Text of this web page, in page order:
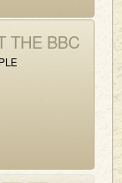
THE BBC